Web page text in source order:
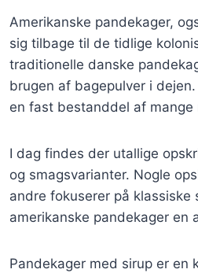
Amerikanske pandekager,
sig tilbage til de tidlige
traditionelle danske
brugen af bagepulver i
en fast bestanddel af mange
I dag findes der utallige
og smagsvarianter. Nogle
andre fokuserer på
amerikanske pandekager en
Pandekager med sirup er en